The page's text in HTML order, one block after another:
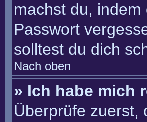
machst du,
Passwort
solltest du dich
Nach oben
» Ich habe mich
Überprüfe zuerst,